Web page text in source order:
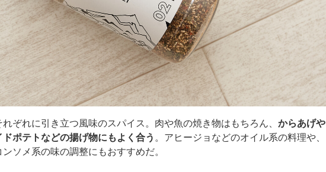
ぞれに引き立つ風味のスパイス。肉や魚の焼き物はもちろん、 からあげや
ポテトなどの揚げ物にもよく合う。アヒージョなどのオイル系の料理や、
ソメ系の味の調整にもおすすめだ。